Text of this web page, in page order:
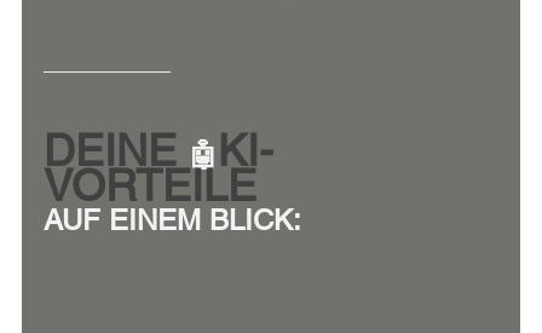
DEINE 🤖 KI-
VORTEILE
AUF EINEM BLICK: